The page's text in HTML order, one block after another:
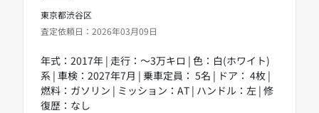
東京都渋谷区
査定依頼日：2026年03月09日
年式：2017年 | 走行：～3万キロ | 色：白(ホワイト)
系 | 車検：2027年7月 | 乗車定員： 5名 | ドア： 4枚 |
燃料：ガソリン | ミッション：AT | ハンドル：左 | 修
復歴：なし